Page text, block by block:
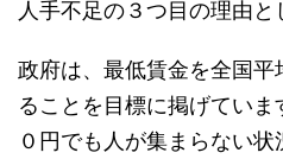
人手不足の３つ目の理由と
政府は、最低賃金を全国
ることを目標に掲げていま
０円でも人が集まらない状